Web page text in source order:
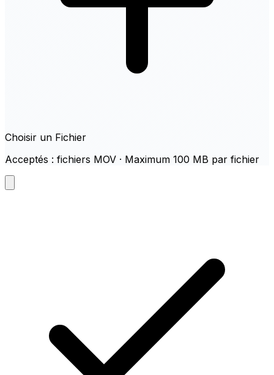
Choisir un Fichier
Acceptés : fichiers MOV · Maximum 100 MB par fichier